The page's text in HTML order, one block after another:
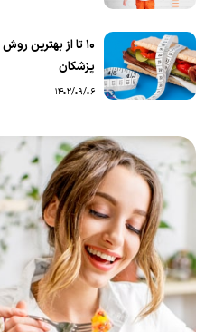
۱۰ تا از بهترین
پزشکان
1402/09/06